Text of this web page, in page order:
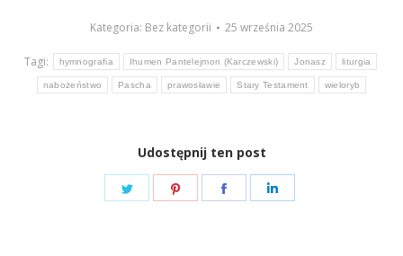
Kategoria: Bez kategorii 25 września 2025
Tagi: hymnografia Ihumen Pantelejmon (Karczewski) Jonasz liturgia
nabożeństwo Pascha prawosławie Stary Testament wieloryb
Udostępnij ten post
Share
Share
Share